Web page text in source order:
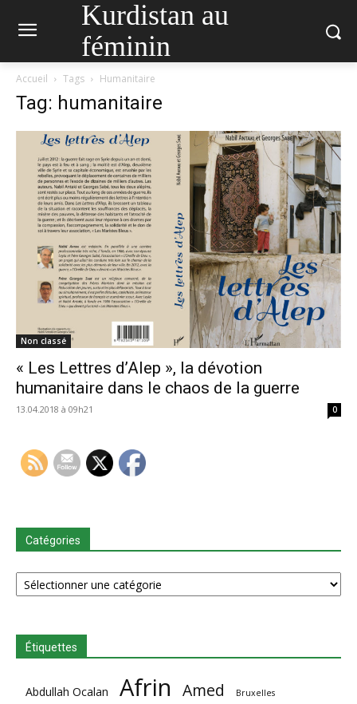
Kurdistan au
féminin
Accueil Tags Humanitaire
Tag: humanitaire
Non classé
« Les Lettres d’Alep », la dévotion
humanitaire dans le chaos de la guerre
13.04.2018 à 09h21 0
Catégories
Catégories
Étiquettes
Abdullah Ocalan Afrin Amed Bruxelles